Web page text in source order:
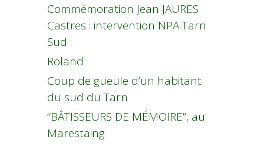
Commémoration Jean JAURES
Castres : intervention NPA Tarn
Sud :
Roland
Coup de gueule d’un habitant
du sud du Tarn
“BÂTISSEURS DE MÉMOIRE”, au
Marestaing